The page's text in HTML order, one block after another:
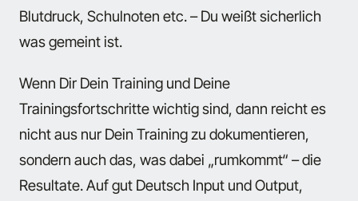
Blutdruck, Schulnoten etc. – Du weißt sicherlich
was gemeint ist.
Wenn Dir Dein Training und Deine
Trainingsfortschritte wichtig sind, dann reicht es
nicht aus nur Dein Training zu dokumentieren,
sondern auch das, was dabei „rumkommt“ – die
Resultate. Auf gut Deutsch Input und Output,